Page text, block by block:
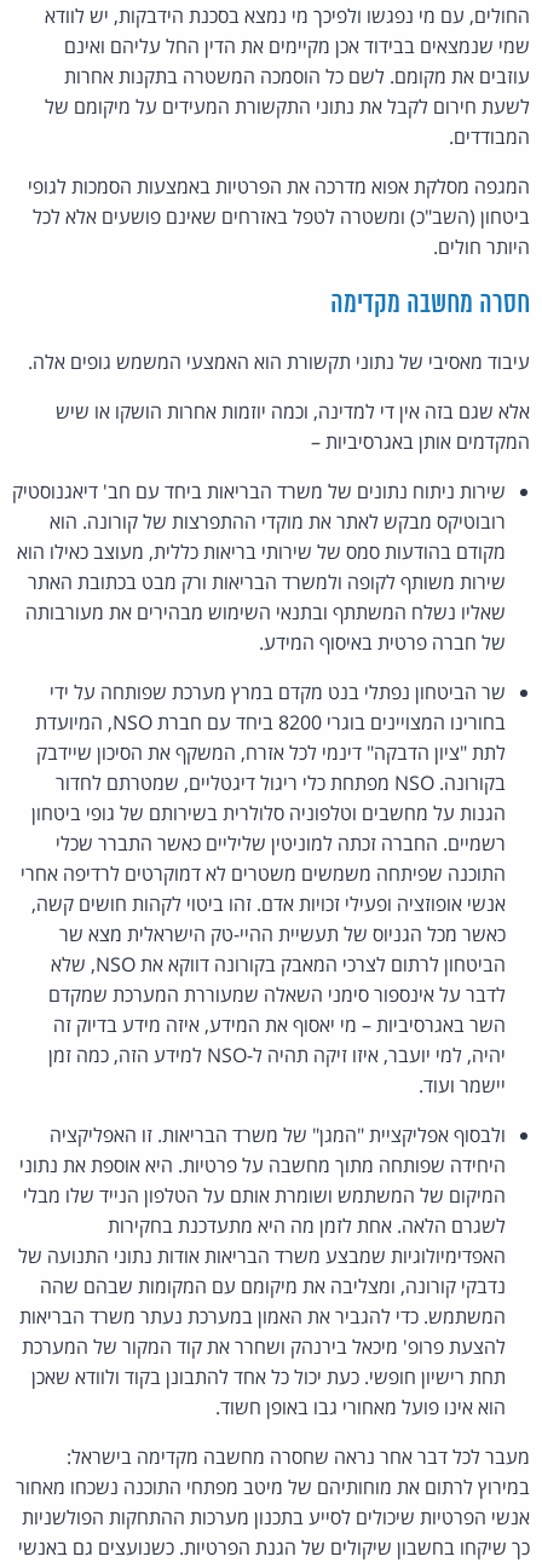
החולים, עם מי נפגשו ולפיכך מי נמצא בסכנת הידבקות, יש לוודא
שמי שנמצאים בבידוד אכן מקיימים את הדין החל עליהם ואינם
עוזבים את מקומם. לשם כל הוסמכה המשטרה בתקנות אחרות
לשעת חירום לקבל את נתוני התקשורת המעידים על מיקומם של
המבודדים.
המגפה מסלקת אפוא מדרכה את הפרטיות באמצעות הסמכות לגופי
ביטחון (השב"כ) ומשטרה לטפל באזרחים שאינם פושעים אלא לכל
היותר חולים.
חסרה מחשבה מקדימה
עיבוד מאסיבי של נתוני תקשורת הוא האמצעי המשמש גופים אלה.
אלא שגם בזה אין די למדינה, וכמה יוזמות אחרות הושקו או שיש
המקדמים אותן באגרסיביות –
שירות ניתוח נתונים של משרד הבריאות ביחד עם חב' דיאגנוסטיק
רובוטיקס מבקש לאתר את מוקדי ההתפרצות של קורונה. הוא
מקודם בהודעות סמס של שירותי בריאות כללית, מעוצב כאילו הוא
שירות משותף לקופה ולמשרד הבריאות ורק מבט בכתובת האתר
שאליו נשלח המשתתף ובתנאי השימוש מבהירים את מעורבותה
של חברה פרטית באיסוף המידע.
שר הביטחון נפתלי בנט מקדם במרץ מערכת שפותחה על ידי
בחורינו המצויינים בוגרי 8200 ביחד עם חברת NSO, המיועדת
לתת "ציון הדבקה" דינמי לכל אזרח, המשקף את הסיכון שיידבק
בקורונה. NSO מפתחת כלי ריגול דיגטליים, שמטרתם לחדור
הגנות על מחשבים וטלפוניה סלולרית בשירותם של גופי ביטחון
רשמיים. החברה זכתה למוניטין שליליים כאשר התברר שכלי
התוכנה שפיתחה משמשים משטרים לא דמוקרטים לרדיפה אחרי
אנשי אופוזציה ופעילי זכויות אדם. זהו ביטוי לקהות חושים קשה,
כאשר מכל הגניוס של תעשיית ההיי-טק הישראלית מצא שר
הביטחון לרתום לצרכי המאבק בקורונה דווקא את NSO, שלא
לדבר על אינספור סימני השאלה שמעוררת המערכת שמקדם
השר באגרסיביות – מי יאסוף את המידע, איזה מידע בדיוק זה
יהיה, למי יועבר, איזו זיקה תהיה ל-NSO למידע הזה, כמה זמן
יישמר ועוד.
ולבסוף אפליקציית "המגן" של משרד הבריאות. זו האפליקציה
היחידה שפותחה מתוך מחשבה על פרטיות. היא אוספת את נתוני
המיקום של המשתמש ושומרת אותם על הטלפון הנייד שלו מבלי
לשגרם הלאה. אחת לזמן מה היא מתעדכנת בחקירות
האפדימיולוגיות שמבצע משרד הבריאות אודות נתוני התנועה של
נדבקי קורונה, ומצליבה את מיקומם עם המקומות שבהם שהה
המשתמש. כדי להגביר את האמון במערכת נעתר משרד הבריאות
להצעת פרופ' מיכאל בירנהק ושחרר את קוד המקור של המערכת
תחת רישיון חופשי. כעת יכול כל אחד להתבונן בקוד ולוודא שאכן
הוא אינו פועל מאחורי גבו באופן חשוד.
מעבר לכל דבר אחר נראה שחסרה מחשבה מקדימה בישראל:
במירוץ לרתום את מוחותיהם של מיטב מפתחי התוכנה נשכחו מאחור
אנשי הפרטיות שיכולים לסייע בתכנון מערכות ההתחקות הפולשניות
כך שיקחו בחשבון שיקולים של הגנת הפרטיות. כשנועצים גם באנשי